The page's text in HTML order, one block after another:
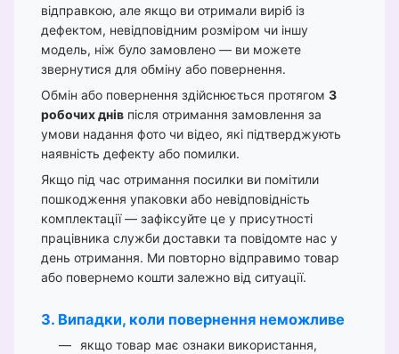
відправкою, але якщо ви отримали виріб із
дефектом, невідповідним розміром чи іншу
модель, ніж було замовлено — ви можете
звернутися для обміну або повернення.
Обмін або повернення здійснюється протягом 3
робочих днів після отримання замовлення за
умови надання фото чи відео, які підтверджують
наявність дефекту або помилки.
Якщо під час отримання посилки ви помітили
пошкодження упаковки або невідповідність
комплектації — зафіксуйте це у присутності
працівника служби доставки та повідомте нас у
день отримання. Ми повторно відправимо товар
або повернемо кошти залежно від ситуації.
3. Випадки, коли повернення неможливе
якщо товар має ознаки використання,